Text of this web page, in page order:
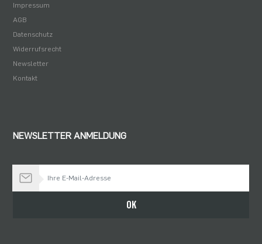
Impressum
AGB
Datenschutz
Widerrufsrecht
Newsletter
Kontakt
NEWSLETTER ANMELDUNG
OK